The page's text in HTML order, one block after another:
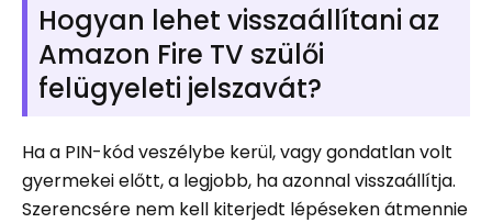
Hogyan lehet visszaállítani az
Amazon Fire TV szülői
felügyeleti jelszavát?
Ha a PIN-kód veszélybe kerül, vagy gondatlan volt
gyermekei előtt, a legjobb, ha azonnal visszaállítja.
Szerencsére nem kell kiterjedt lépéseken átmennie